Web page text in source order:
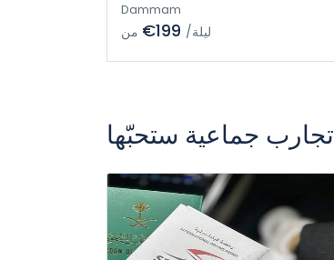
Dammam
من €199 /ليلة
تجارب جماعية ستحبّها